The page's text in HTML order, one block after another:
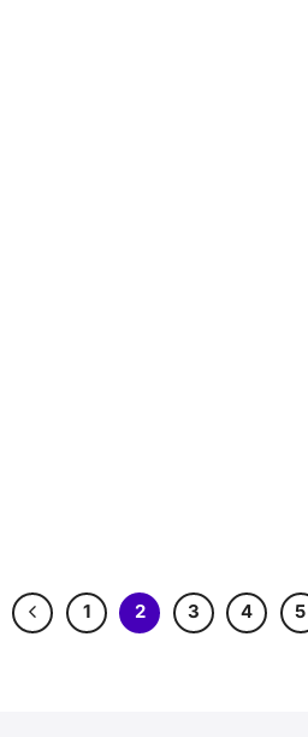
1 2 3 4 5